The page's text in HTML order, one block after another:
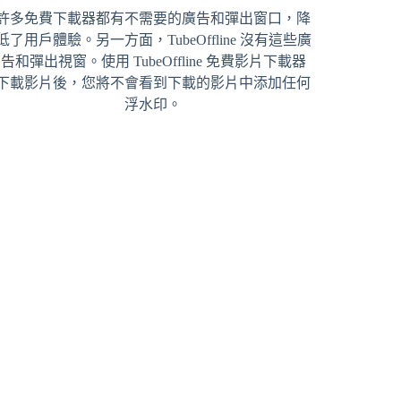
多免費下載器都有不需要的廣告和彈出窗口，降
了用戶體驗。另一方面，TubeOffline 沒有這些廣
告和彈出視窗。使用 TubeOffline 免費影片下載器
載影片後，您將不會看到下載的影片中添加任何
浮水印。